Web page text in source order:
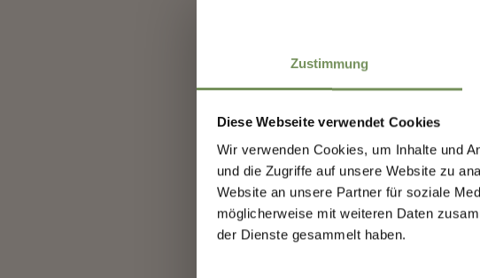
Zustimmung
Diese Webseite verwendet Cookies
Wir verwenden Cookies, um Inhalte und
und die Zugriffe auf unsere Website zu
Website an unsere Partner für soziale
möglicherweise mit weiteren Daten
der Dienste gesammelt haben.
IL CONTENUTO VI
Scoprite il
Iscriviti subito
conoscere
nascosti per